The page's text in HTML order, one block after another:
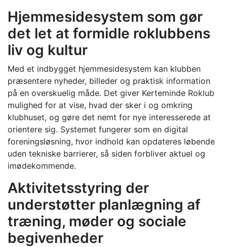
Hjemmesidesystem som gør
det let at formidle roklubbens
liv og kultur
Med et indbygget hjemmesidesystem kan klubben
præsentere nyheder, billeder og praktisk information
på en overskuelig måde. Det giver Kerteminde Roklub
mulighed for at vise, hvad der sker i og omkring
klubhuset, og gøre det nemt for nye interesserede at
orientere sig. Systemet fungerer som en digital
foreningsløsning, hvor indhold kan opdateres løbende
uden tekniske barrierer, så siden forbliver aktuel og
imødekommende.
Aktivitetsstyring der
understøtter planlægning af
træning, møder og sociale
begivenheder